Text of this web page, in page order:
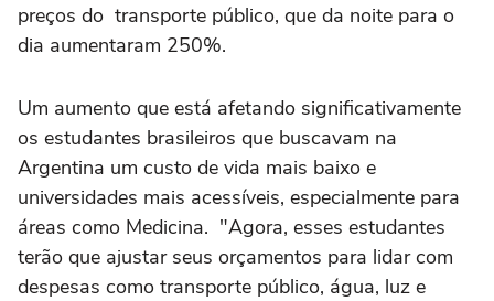
preços do transporte público, que da noite para o
dia aumentaram 250%.
Um aumento que está afetando significativamente
os estudantes brasileiros que buscavam na
Argentina um custo de vida mais baixo e
universidades mais acessíveis, especialmente para
áreas como Medicina. "Agora, esses estudantes
terão que ajustar seus orçamentos para lidar com
despesas como transporte público, água, luz e